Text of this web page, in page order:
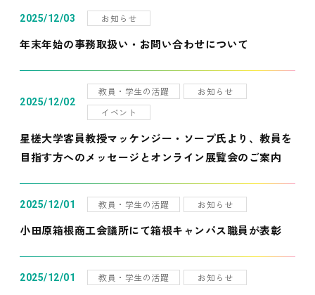
2025/12/03 お知らせ
年末年始の事務取扱い・お問い合わせについて
2025/12/02
教員・学生の活躍
お知らせ
イベント
星槎大学客員教授マッケンジー・ソープ氏より、教員を
目指す方へのメッセージとオンライン展覧会のご案内
2025/12/01 教員・学生の活躍 お知らせ
小田原箱根商工会議所にて箱根キャンパス職員が表彰
2025/12/01 教員・学生の活躍 お知らせ